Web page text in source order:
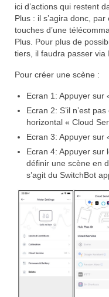
ici d’actions qui restent
Plus : il s’agira donc,
touches d’une
Plus. Pour plus de
tiers, il faudra passer via
Pour créer une scène :
Ecran 1: Appuyer sur
Ecran 2: S’il n’est
horizontal « Cloud
Ecran 3: Appuyer sur
Ecran 4: Appuyer sur
définir une scène en
s’agit du SwitchBot